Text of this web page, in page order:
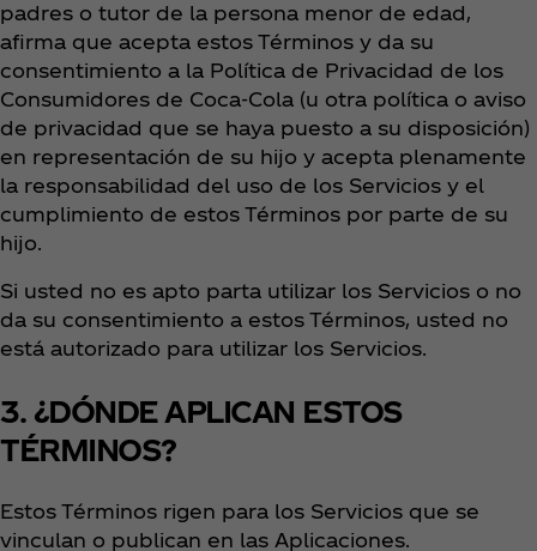
padres o tutor de la persona menor de edad,
afirma que acepta estos Términos y da su
consentimiento a la Política de Privacidad de los
Consumidores de Coca‑Cola (u otra política o aviso
de privacidad que se haya puesto a su disposición)
en representación de su hijo y acepta plenamente
la responsabilidad del uso de los Servicios y el
cumplimiento de estos Términos por parte de su
hijo.
Si usted no es apto parta utilizar los Servicios o no
da su consentimiento a estos Términos, usted no
está autorizado para utilizar los Servicios.
3. ¿DÓNDE APLICAN ESTOS
TÉRMINOS?
Estos Términos rigen para los Servicios que se
vinculan o publican en las Aplicaciones.